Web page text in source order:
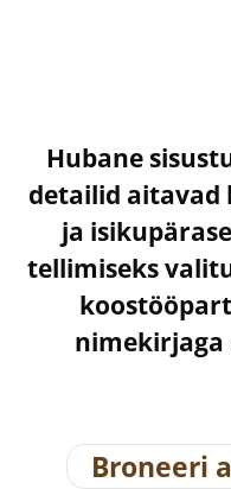
Hubane
detailid aitavad
ja
tellimiseks
nimekirjaga
Broneeri